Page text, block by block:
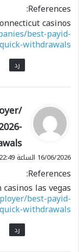
References:
casinos
best-payid-
withdrawals
رد
ي
ق
و
ل
16/06/2026 الساعة 22:49
References:
las vegas
best-payid-
withdrawals
رد